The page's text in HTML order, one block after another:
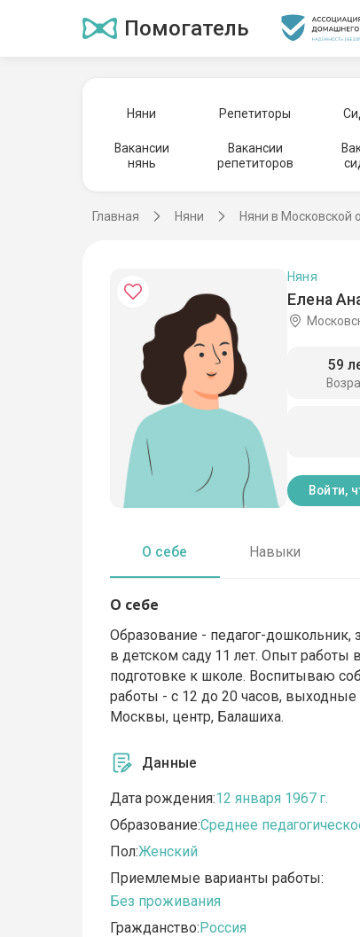
Помогатель
Няни Репетиторы
Вакансии
нянь
Вакансии
репетиторов
Главная Няни Няни в Московской
Елена
Няня
59
Войти,
О себе Навыки
О себе
Образование - педагог-дошкольник,
в детском саду 11 лет. Опыт работы
подготовке к школе. Воспитываю
работы - с 12 до 20 часов, выходные
Москвы, центр, Балашиха.
Данные
Дата рождения:12 января 1967 г.
Образование:Среднее
Пол:Женский
Приемлемые варианты работы:
Без проживания
Гражданство:Россия